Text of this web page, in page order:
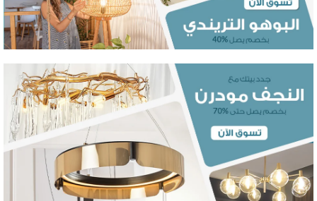
Decorative Wall
Elements.